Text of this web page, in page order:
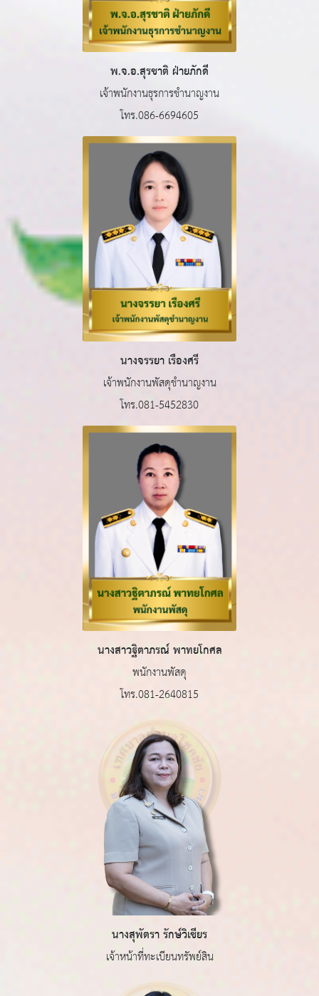
พ.จ.อ.สุรชาติ ฝ่ายภักดี
เจ้าพนักงานธุรการชำนาญงาน
โทร.086-6694605
นางจรรยา เรืองศรี
เจ้าพนักงานพัสดุชำนาญงาน
โทร.081-5452830
นางสาวฐิตาภรณ์ พาทยโกศล
พนักงานพัสดุ
โทร.081-2640815
นางสุพัตรา รักษ์วิเชียร
เจ้าหน้าที่ทะเบียนทรัพย์สิน